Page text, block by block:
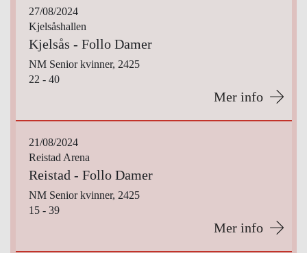
27/08/2024
Kjelsåshallen
Kjelsås - Follo Damer
NM Senior kvinner, 2425
22 - 40
Mer info
21/08/2024
Reistad Arena
Reistad - Follo Damer
NM Senior kvinner, 2425
15 - 39
Mer info